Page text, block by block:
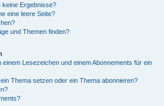
keine Ergebnisse?
eine leere Seite?
und Themen finden?
Lesezeichen und einem Abonnements für ein
Thema setzen oder ein Thema abonnieren?